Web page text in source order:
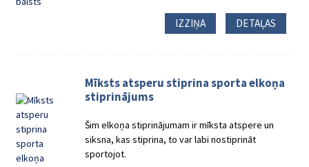
IZZIŅA DETAĻAS
Mīksts atsperu stiprina sporta elkoņa
stiprinājums
Šim elkoņa stiprinājumam ir mīksta atspere un
siksna, kas stiprina, to var labi nostiprināt
sportojot.